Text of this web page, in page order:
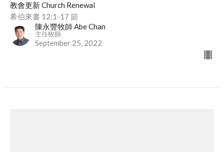
教會更新 Church Renewal
希伯來書 12:1-17 節
陳永豐牧師 Abe Chan
主任牧師
September 25, 2022